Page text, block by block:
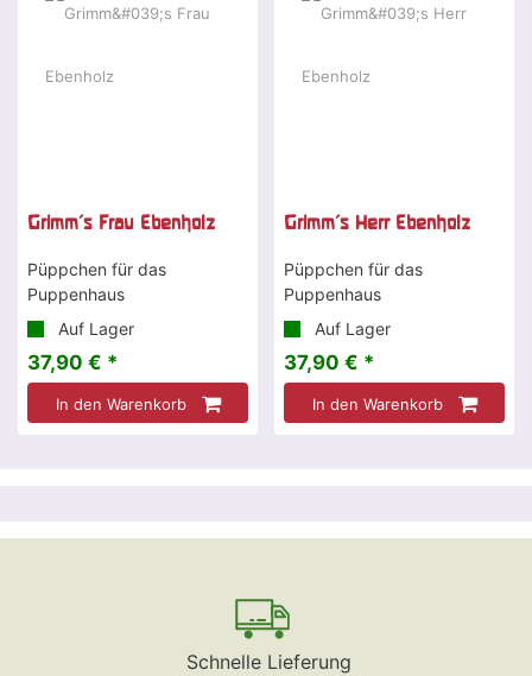
Grimm's Frau Ebenholz
Püppchen für das
Puppenhaus
Auf Lager
37,90 € *
In den Warenkorb
Grimm's Herr Ebenholz
Püppchen für das
Puppenhaus
Auf Lager
37,90 € *
In den Warenkorb
Schnelle Lieferung